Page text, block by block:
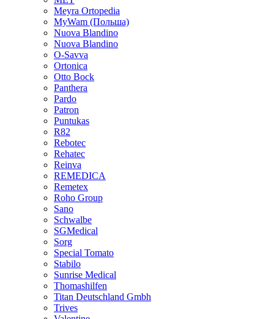
Meyra Ortopedia
MyWam (Польша)
Nuova Blandino
Nuova Blandino
O-Savva
Ortonica
Otto Bock
Panthera
Pardo
Patron
Puntukas
R82
Rebotec
Rehatec
Reinva
REMEDICA
Remetex
Roho Group
Sano
Schwalbe
SGMedical
Sorg
Special Tomato
Stabilo
Sunrise Medical
Thomashilfen
Titan Deutschland Gmbh
Trives